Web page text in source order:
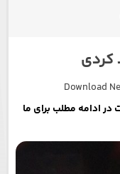
کردی
Download
ادامه مطلب برای ما